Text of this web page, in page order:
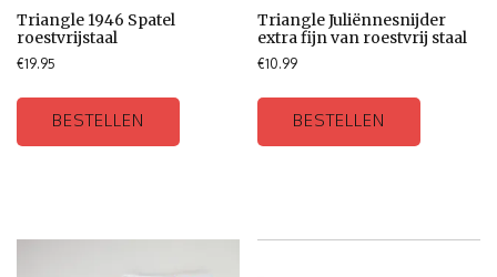
Triangle 1946 Spatel
roestvrijstaal
€19.95
BESTELLEN
Triangle Juliënnesnijder
extra fijn van roestvrij staal
€10.99
BESTELLEN